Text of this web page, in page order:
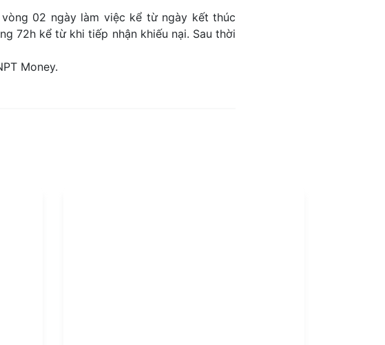
02 ngày làm việc kể từ ngày kết thúc
72h kể từ khi tiếp nhận khiếu nại. Sau thời
Money.